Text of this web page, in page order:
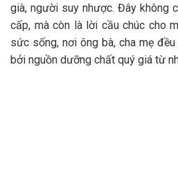
già, người suy nhược. Đây không
cấp, mà còn là lời cầu chúc cho
sức sống, nơi ông bà, cha mẹ
bởi nguồn dưỡng chất quý giá từ